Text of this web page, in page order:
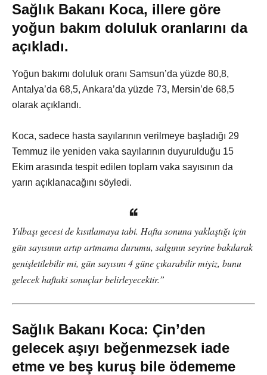
Sağlık Bakanı Koca, illere göre
yoğun bakım doluluk oranlarını da
açıkladı.
Yoğun bakımı doluluk oranı Samsun’da yüzde 80,8,
Antalya’da 68,5, Ankara’da yüzde 73, Mersin’de 68,5
olarak açıklandı.
Koca, sadece hasta sayılarının verilmeye başladığı 29
Temmuz ile yeniden vaka sayılarının duyurulduğu 15
Ekim arasında tespit edilen toplam vaka sayısının da
yarın açıklanacağını söyledi.
Yılbaşı gecesi de kısıtlamaya tabi. Hafta sonuna yaklaştığı için
gün sayısının artıp artmama durumu, salgının seyrine bakılarak
genişletilebilir mi, gün sayısını 4 güne çıkarabilir miyiz, bunu
gelecek haftaki sonuçlar belirleyecektir.”
Sağlık Bakanı Koca: Çin’den
gelecek aşıyı beğenmezsek iade
etme ve beş kuruş bile ödememe